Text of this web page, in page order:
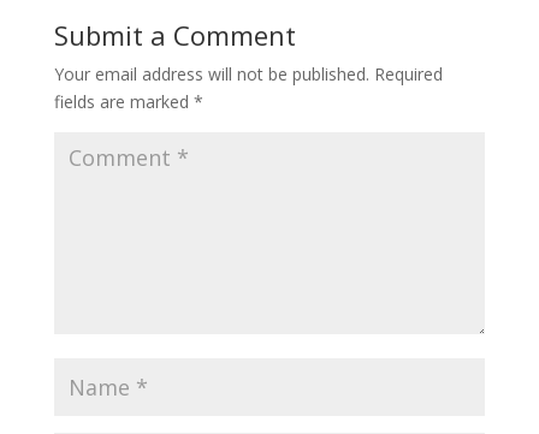
Submit a Comment
Your email address will not be published. Required
fields are marked *